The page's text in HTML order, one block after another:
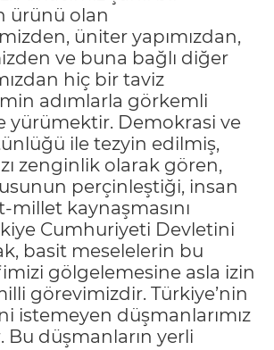
ürünü olan
üniter yapımızdan,
ve buna bağlı diğer
hiç bir taviz
adımlarla görkemli
yürümektir. Demokrasi ve
ile tezyin edilmiş,
zenginlik olarak gören,
perçinleştiği, insan
millet kaynaşmasını
Cumhuriyeti Devletini
basit meselelerin bu
gölgelemesine asla izin
görevimizdir. Türkiye’nin
istemeyen düşmanlarımız
Bu düşmanların yerli